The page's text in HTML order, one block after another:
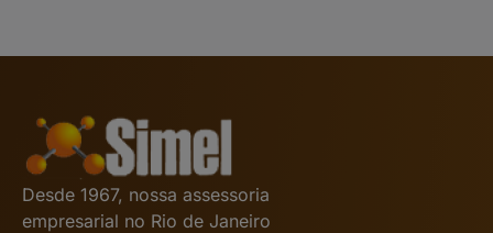
Desde 1967, nossa assessoria
empresarial no Rio de Janeiro